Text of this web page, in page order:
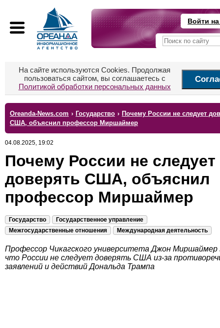
Войти
На сайте используются Cookies. Продолжая
пользоваться сайтом, вы соглашаетесь с
Политикой обработки персональных данных
Oreanda-News.com › Государство › Почему России не следует
США, объяснил профессор Миршаймер
04.08.2025, 19:02
Почему России не следует
доверять США, объяснил
профессор Миршаймер
Государство
Государственное управление
Межгосударственные отношения
Международная деятельность
Профессор Чикагского университета Джон Миршаймер
что России не следует доверять США из-за
заявлений и действий Дональда Трампа